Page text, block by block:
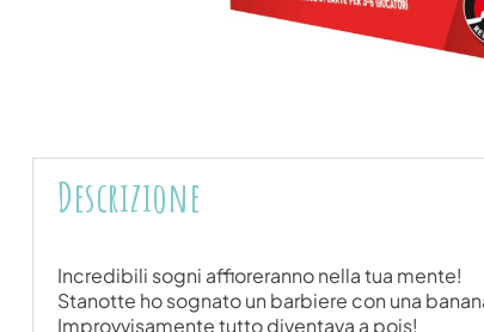
Descrizione
Incredibili sogni affioreranno nella tua mente!
Stanotte ho sognato un barbiere con una
Improvvisamente tutto diventava a pois!